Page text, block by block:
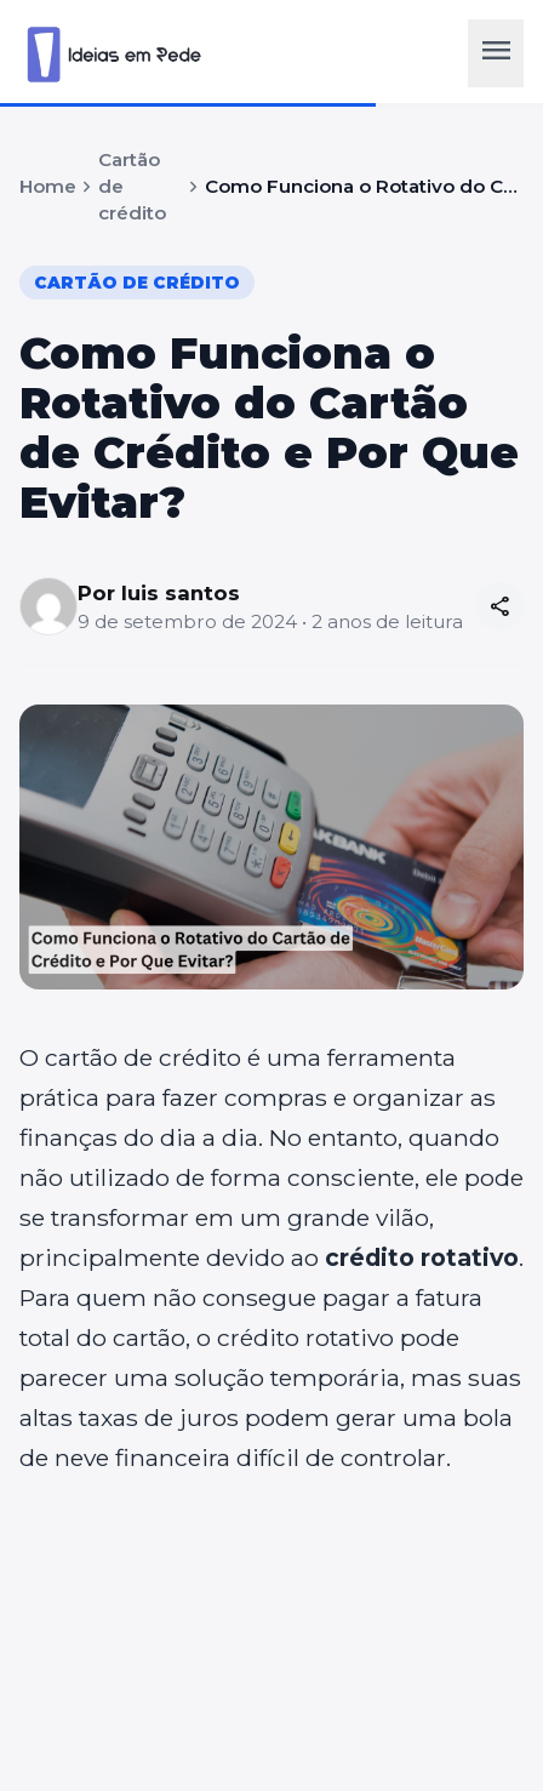
menu
Home chevron_right
Cartão
de
crédito
chevron_right Como Funciona o Rotativo do Cartão de Crédito e Por Que Evitar?
CARTÃO DE CRÉDITO
Como Funciona o
Rotativo do Cartão
de Crédito e Por Que
Evitar?
Por luis santos
9 de setembro de 2024 • 2 anos de leitura
share
O cartão de crédito é uma ferramenta
prática para fazer compras e organizar as
finanças do dia a dia. No entanto, quando
não utilizado de forma consciente, ele pode
se transformar em um grande vilão,
principalmente devido ao crédito rotativo.
Para quem não consegue pagar a fatura
total do cartão, o crédito rotativo pode
parecer uma solução temporária, mas suas
altas taxas de juros podem gerar uma bola
de neve financeira difícil de controlar.